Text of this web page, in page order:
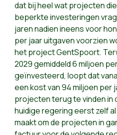
dat bij heel wat projecten
beperkte investeringen
jaren nadien ineens voor
per jaar uitgaven voorzien
het project GentSpoort.
2029 gemiddeld 6 miljoen
geïnvesteerd, loopt dat
een kost van 94 miljoen per
projecten terug te vinden in
huidige regering eerst zelf
maakt om de projecten in